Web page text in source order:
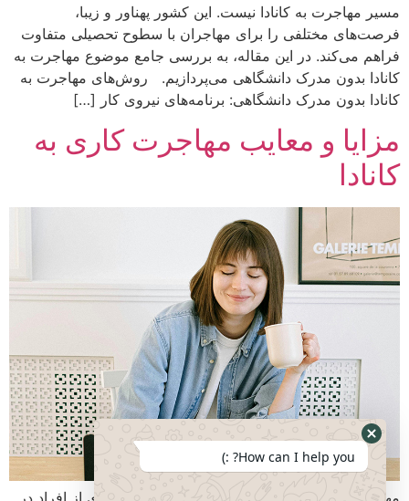
مسیر مهاجرت به کانادا نیست. این کشور پهناور و زیبا،
فرصت‌های مختلفی را برای مهاجران با سطوح تحصیلی متفاوت
فراهم می‌کند. در این مقاله، به بررسی جامع موضوع مهاجرت به
کانادا بدون مدرک دانشگاهی می‌پردازیم. روش‌های مهاجرت به
کانادا بدون مدرک دانشگاهی: برنامه‌های نیروی کار […]
مزایا و معایب مهاجرت کاری به
کانادا
مهاجرت کاری به کانادا، گزینه‌ای جذاب برای بسیاری از افراد در
How can I help you? :)